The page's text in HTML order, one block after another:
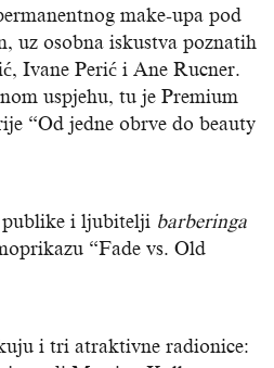
make-upa pod
uz osobna iskustva poznatih
Ivane Perić i Ane Rucner.
uspjehu, tu je Premium
“Od jedne obrve do beauty
i ljubitelji barberinga
“Fade vs. Old
i tri atraktivne radionice: